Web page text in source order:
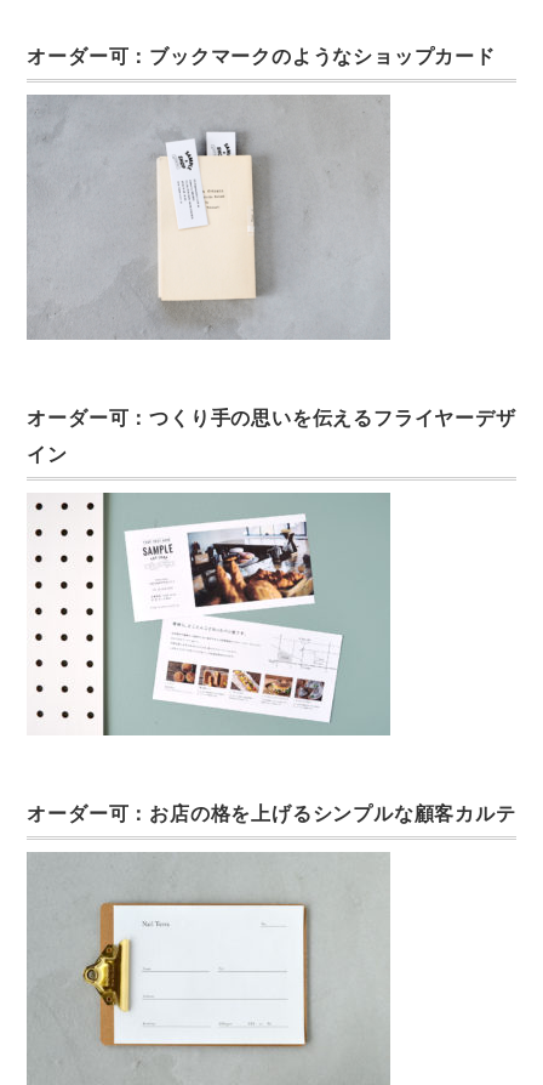
オーダー可：ブックマークのようなショップカード
オーダー可：つくり手の思いを伝えるフライヤーデザ
イン
オーダー可：お店の格を上げるシンプルな顧客カルテ